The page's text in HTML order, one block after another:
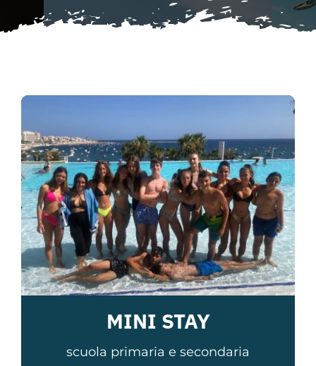
MINI STAY
scuola primaria e secondaria